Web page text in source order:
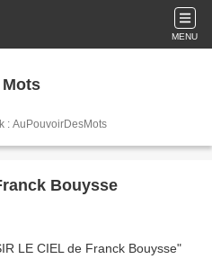
MENU
: AuPouvoirDesMots
Bouysse